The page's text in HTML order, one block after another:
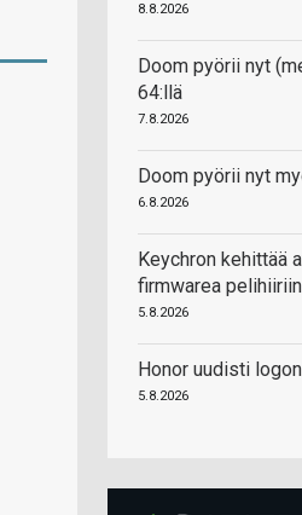
8.8.2026
Doom pyörii nyt
64:llä
7.8.2026
Doom pyörii nyt
6.8.2026
Keychron kehittää
firmwarea pelihiiriin
5.8.2026
Honor uudisti
5.8.2026